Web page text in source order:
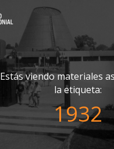
Estás viendo materiales
la etiqueta:
1932